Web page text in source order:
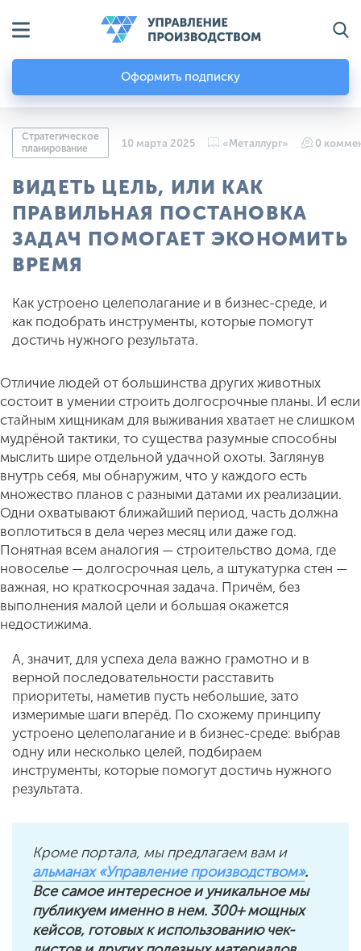
Оформить подписку
Стратегическое
планирование
10 марта 2025 «Металлург» 0
ВИДЕТЬ ЦЕЛЬ, ИЛИ КАК
ПРАВИЛЬНАЯ ПОСТАНОВКА
ЗАДАЧ ПОМОГАЕТ ЭКОНОМИТЬ
ВРЕМЯ
Как устроено целеполагание и в бизнес-среде, и
как подобрать инструменты, которые помогут
достичь нужного результата.
Отличие людей от большинства других животных
состоит в умении строить долгосрочные планы. И если
стайным хищникам для выживания хватает не слишком
мудрёной тактики, то существа разумные способны
мыслить шире отдельной удачной охоты. Заглянув
внутрь себя, мы обнаружим, что у каждого есть
множество планов с разными датами их реализации.
Одни охватывают ближайший период, часть должна
воплотиться в дела через месяц или даже год.
Понятная всем аналогия — строительство дома, где
новоселье — долгосрочная цель, а штукатурка стен —
важная, но краткосрочная задача. Причём, без
выполнения малой цели и большая окажется
недостижима.
А, значит, для успеха дела важно грамотно и в
верной последовательности расставить
приоритеты, наметив пусть небольшие, зато
измеримые шаги вперёд. По схожему принципу
устроено целеполагание и в бизнес-среде: выбрав
одну или несколько целей, подбираем
инструменты, которые помогут достичь нужного
результата.
Кроме портала, мы предлагаем вам и
альманах «Управление производством».
Все самое интересное и уникальное мы
публикуем именно в нем. 300+ мощных
кейсов, готовых к использованию чек-